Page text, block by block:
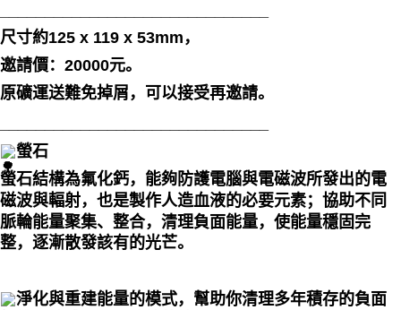
⁡尺寸約125 x 119 x 53mm，
邀請價：20000元。
原礦運送難免掉屑，可以接受再邀請。
螢石
螢石結構為氟化鈣，能夠防護電腦與電磁波所發出的電
磁波與輻射，也是製作人造血液的必要元素；協助不同
脈輪能量聚集、整合，清理負面能量，使能量穩固完
整，逐漸散發該有的光芒。
淨化與重建能量的模式，幫助你清理多年積存的負面